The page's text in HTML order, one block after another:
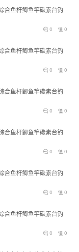
合鱼杆鲫鱼竿碳素台钓
0
0
合鱼杆鲫鱼竿碳素台钓
0
0
合鱼杆鲫鱼竿碳素台钓
0
0
合鱼杆鲫鱼竿碳素台钓
0
0
合鱼杆鲫鱼竿碳素台钓
0
0
合鱼杆鲫鱼竿碳素台钓
0
0